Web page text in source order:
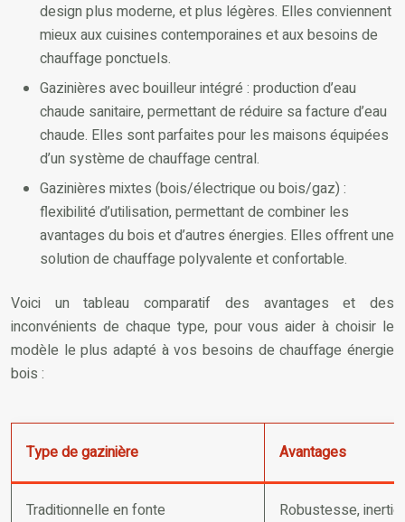
design plus moderne, et plus légères. Elles conviennent
mieux aux cuisines contemporaines et aux besoins de
chauffage ponctuels.
Gazinières avec bouilleur intégré : production d’eau
chaude sanitaire, permettant de réduire sa facture d’eau
chaude. Elles sont parfaites pour les maisons équipées
d’un système de chauffage central.
Gazinières mixtes (bois/électrique ou bois/gaz) :
flexibilité d’utilisation, permettant de combiner les
avantages du bois et d’autres énergies. Elles offrent une
solution de chauffage polyvalente et confortable.
Voici un tableau comparatif des avantages et des
inconvénients de chaque type, pour vous aider à choisir le
modèle le plus adapté à vos besoins de chauffage énergie
bois :
Type de gazinière Avantages
Traditionnelle en fonte Robustesse,